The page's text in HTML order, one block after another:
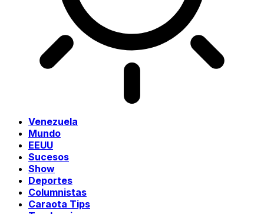
Venezuela
Mundo
EEUU
Sucesos
Show
Deportes
Columnistas
Caraota Tips